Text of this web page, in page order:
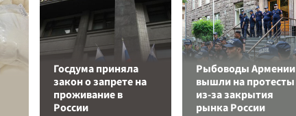
Госдума приняла
закон о запрете на
проживание в
России
Рыбоводы Армении
вышли на протесты
из-за закрытия
рынка России